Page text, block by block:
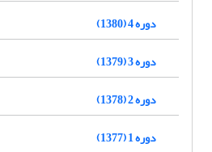
دوره 4 (1380)
دوره 3 (1379)
دوره 2 (1378)
دوره 1 (1377)